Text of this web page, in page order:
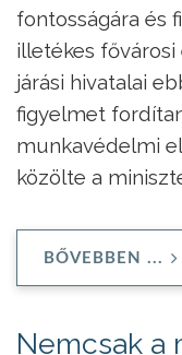
fontosságára és
illetékes
járási hivatalai
figyelmet
munkavédelmi
közölte a
BŐVEBBEN ...
Nemcsak a